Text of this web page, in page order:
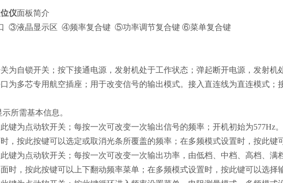
仪面板简介
③液晶显示区 ④频率复合键 ⑤功率调节复合键 ⑥菜单复合键
为自锁开关；按下接通电源，发射机处于工作状态；弹起断开电源，发射机
为多芯专用航空插座；用于改变信号的输出模式。接入直连线为直连模式；
所需基本信息。
点动软开关；每按一次可改变一次输出信号的频率；开机初始为577Hz
，按此按键可以选定或取消光条所覆盖的频率；在多频模式设置时，按此键
点动软开关；每按一次可改变一次输出功率，由低档、中档、高档、满
时，按此按键可以上下翻动频率菜单；在多频模式设置时，按此键可以选择